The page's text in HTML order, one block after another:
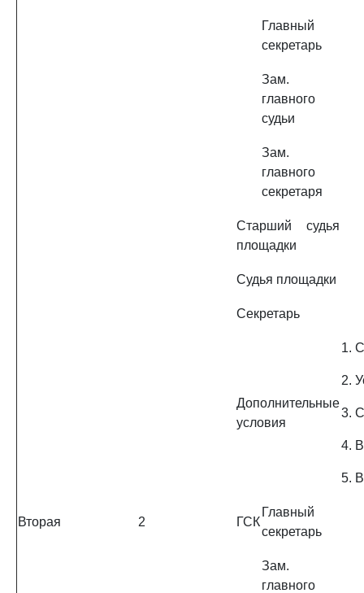
Главный
секретарь
Зам.
главного
судьи
Зам.
главного
секретаря
Старший судья
площадки
Судья площадки
Секретарь
Дополнительные
условия
1.
2.
3.
4.
5.
Вторая 2 ГСК
Главный
секретарь
Зам.
главного